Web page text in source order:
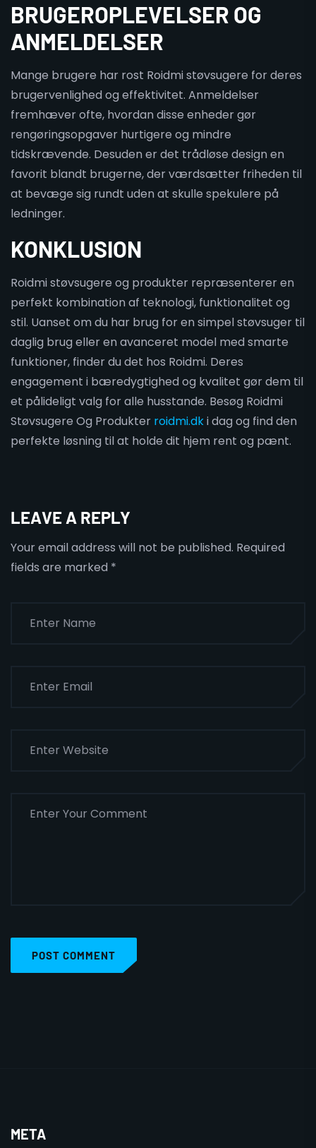
BRUGEROPLEVELSER OG
ANMELDELSER
Mange brugere har rost Roidmi støvsugere for deres
brugervenlighed og effektivitet. Anmeldelser
fremhæver ofte, hvordan disse enheder gør
rengøringsopgaver hurtigere og mindre
tidskrævende. Desuden er det trådløse design en
favorit blandt brugerne, der værdsætter friheden til
at bevæge sig rundt uden at skulle spekulere på
ledninger.
KONKLUSION
Roidmi støvsugere og produkter repræsenterer en
perfekt kombination af teknologi, funktionalitet og
stil. Uanset om du har brug for en simpel støvsuger til
daglig brug eller en avanceret model med smarte
funktioner, finder du det hos Roidmi. Deres
engagement i bæredygtighed og kvalitet gør dem til
et pålideligt valg for alle husstande. Besøg Roidmi
Støvsugere Og Produkter roidmi.dki dag og find den
perfekte løsning til at holde dit hjem rent og pænt.
LEAVE A REPLY
Your email address will not be published. Required
fields are marked *
POST COMMENT
META